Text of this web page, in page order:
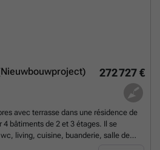
272 727 €
avec terrasse dans une résidence de
bâtiments de 2 et 3 étages. Il se
living, cuisine, buanderie, salle de